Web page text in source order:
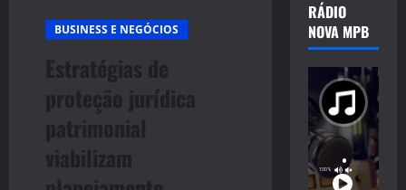
BUSINESS E NEGÓCIOS
Estratégias de
proteção jurídica
patrimonial
viabilizam
RÁDIO
NOVA MPB